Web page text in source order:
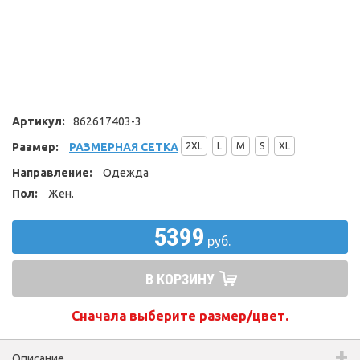
Артикул:
862617403-3
Размер:
РАЗМЕРНАЯ СЕТКА 2XL L M S XL
Направление:
Одежда
Пол:
Жен.
5399 руб.
В КОРЗИНУ
Сначала выберите размер/цвет.